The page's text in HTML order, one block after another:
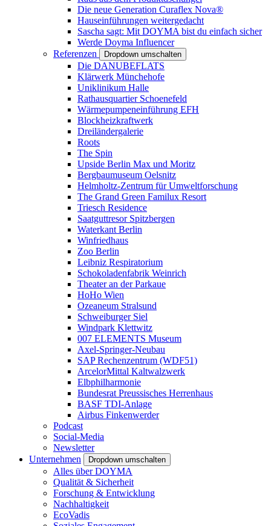
Die neue Generation Curaflex Nova®
Hauseinführungen weitergedacht
Sascha sagt: Mit DOYMA bist du einfach sicher
Werde Doyma Influencer
Referenzen
Dropdown umschalten
Die DANUBEFLATS
Klärwerk Münchehofe
Uniklinikum Halle
Rathausquartier Schoenefeld
Wärmepumpeneinführung EFH
Blockheizkraftwerk
Dreiländergalerie
Roots
The Spin
Upside Berlin Max und Moritz
Bergbaumuseum Oelsnitz
Helmholtz-Zentrum für Umweltforschung
The Grand Green Familux Resort
Triesch Residence
Saatguttresor Spitzbergen
Waterkant Berlin
Winfriedhaus
Zoo Berlin
Leibniz Respiratorium
Schokoladenfabrik Weinrich
Theater an der Parkaue
HoHo Wien
Ozeaneum Stralsund
Schweiburger Siel
Windpark Klettwitz
007 ELEMENTS Museum
Axel-Springer-Neubau
SAP Rechenzentrum (WDF51)
ArcelorMittal Kaltwalzwerk
Elbphilharmonie
Bundesrat Preussisches Herrenhaus
BASF TDI-Anlage
Airbus Finkenwerder
Podcast
Social-Media
Newsletter
Unternehmen
Dropdown umschalten
Alles über DOYMA
Qualität & Sicherheit
Forschung & Entwicklung
Nachhaltigkeit
EcoVadis